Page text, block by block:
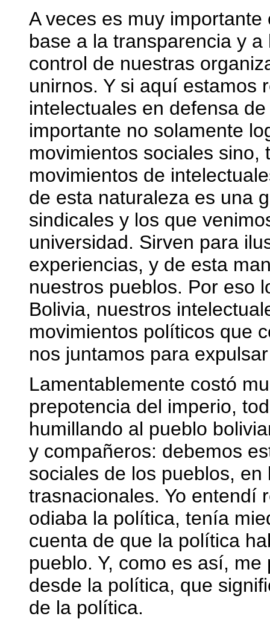
A veces es muy
base a la transparencia y
control de nuestras
unirnos. Y si aquí estamos
intelectuales en defensa
importante no solamente
movimientos sociales
movimientos de
de esta naturaleza es una
sindicales y los que
universidad. Sirven para
experiencias, y de esta
nuestros pueblos. Por eso
Bolivia, nuestros
movimientos políticos que
nos juntamos para
Lamentablemente costó
prepotencia del imperio,
humillando al pueblo
y compañeros: debemos
sociales de los pueblos,
trasnacionales. Yo entendí
odiaba la política, tenía
cuenta de que la política
pueblo. Y, como es así,
desde la política, que
de la política.